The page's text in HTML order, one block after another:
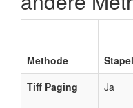
Methode
Tiff Paging
Ja